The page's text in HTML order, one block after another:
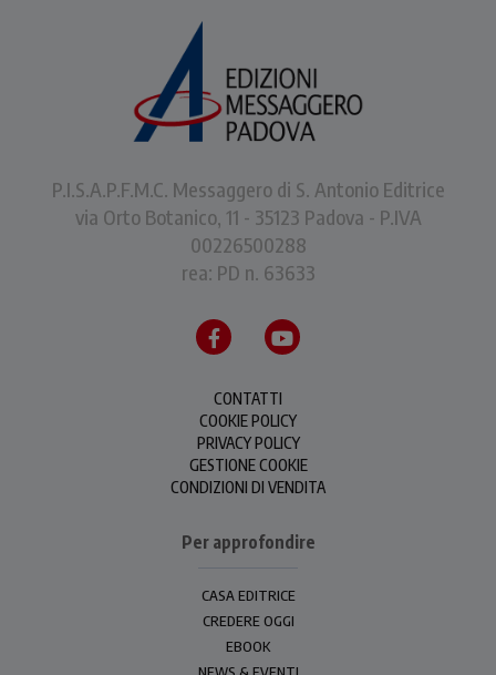
P.I.S.A.P.F.M.C. Messaggero di S. Antonio Editrice
via Orto Botanico, 11 - 35123 Padova - P.IVA
00226500288
rea: PD n. 63633
CONTATTI
COOKIE POLICY
PRIVACY POLICY
GESTIONE COOKIE
CONDIZIONI DI VENDITA
Per approfondire
CASA EDITRICE
CREDERE OGGI
EBOOK